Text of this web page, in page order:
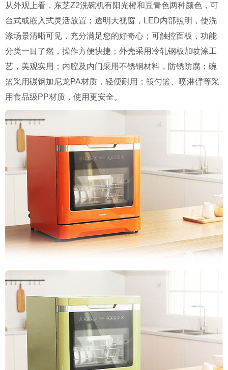
从外观上看，东芝Z2洗碗机有阳光橙和豆青色两种颜色，可
台式或嵌入式灵活放置；透明大视窗，LED内部照明，使洗
涤场景清晰可见，充分满足您的好奇心；可触控面板，功能
分类一目了然，操作方便快捷；外壳采用冷轧钢板加喷涂工
艺，美观实用；内腔及内门采用不锈钢材料，防锈防腐；碗
篮采用碳钢加尼龙PA材质，轻便耐用；筷勺篮、喷淋臂等采
用食品级PP材质，使用更安全。